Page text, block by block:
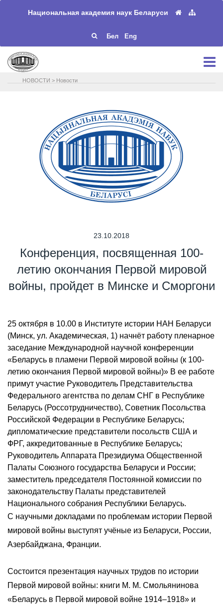
Национальная академия наук Беларуси
Бел Eng
НОВОСТИ > Новости
23.10.2018
Конференция, посвященная 100-
летию окончания Первой мировой
войны, пройдет в Минске и Сморгони
25 октября в 10.00 в Институте истории НАН Беларуси
(Минск, ул. Академическая, 1) начнёт работу пленарное
заседание Международной научной конференции
«Беларусь в пламени Первой мировой войны (к 100-
летию окончания Первой мировой войны)» В ее работе
примут участие Руководитель Представительства
Федерального агентства по делам СНГ в Республике
Беларусь (Россотрудничество), Советник Посольства
Российской Федерации в Республике Беларусь;
дипломатические представители посольств США и
ФРГ, аккредитованные в Республике Беларусь;
Руководитель Аппарата Президиума Общественной
Палаты Союзного государства Беларуси и России;
заместитель председателя Постоянной комиссии по
законодательству Палаты представителей
Национального собрания Республики Беларусь.
С научными докладами по проблемам истории Первой
мировой войны выступят учёные из Беларуси, России,
Азербайджана, Франции.
Состоится презентация научных трудов по истории
Первой мировой войны: книги М. М. Смольянинова
«Беларусь в Первой мировой войне 1914–1918» и